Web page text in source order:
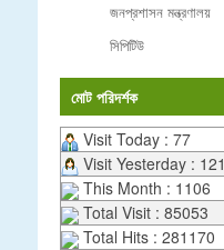
জনপ্রশাসন মন্ত্রণালয়
সিপিটিউ
মোট পরিদর্শক
Visit Today : 77
Visit Yesterday : 121
This Month : 1106
Total Visit : 85053
Total Hits : 281170